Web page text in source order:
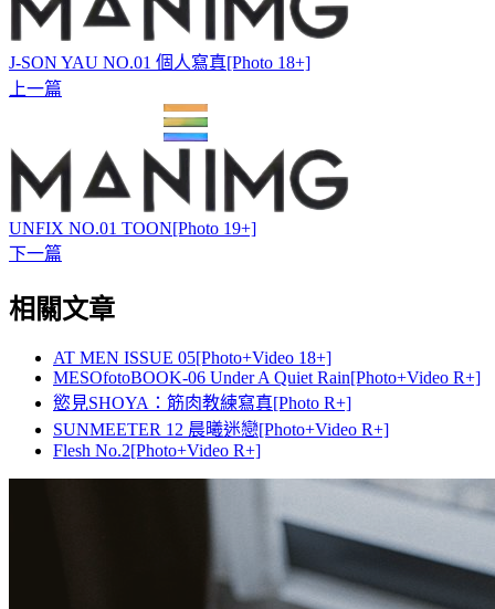
J-SON YAU NO.01 個人寫真[Photo 18+]
上一篇
UNFIX NO.01 TOON[Photo 19+]
下一篇
相關文章
AT MEN ISSUE 05[Photo+Video 18+]
MESOfotoBOOK-06 Under A Quiet Rain[Photo+Video R+]
慾見SHOYA：筋肉教練寫真[Photo R+]
SUNMEETER 12 晨曦迷戀[Photo+Video R+]
Flesh No.2[Photo+Video R+]